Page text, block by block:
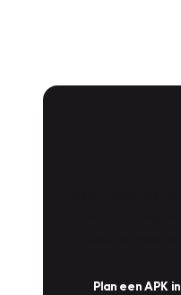
Plan een APK in